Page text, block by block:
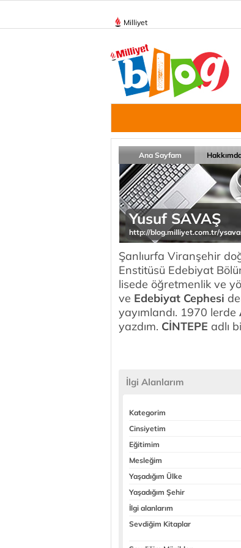
Milliyet
Ana Sayfam
Yusuf SAVAŞ
http://blog.milliyet.com.tr/
Şanlıurfa Viranşehir
Enstitüsü Edebiyat
lisede öğretmenlik ve
ve Edebiyat Cephesi
yayımlandı. 1970 lerde
yazdım. CİNTEPE adlı
İlgi Alanlarım
Kategorim
Cinsiyetim
Eğitimim
Mesleğim
Yaşadığım Ülke
Yaşadığım Şehir
İlgi alanlarım
Sevdiğim Kitaplar